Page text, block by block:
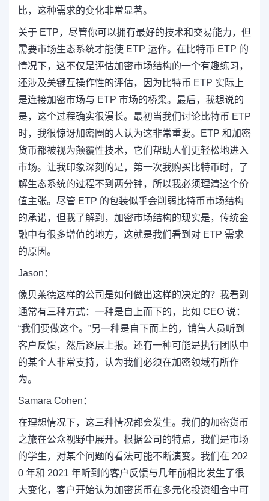
比，这种需求的变化非常显著。
关于 ETP，尽管你可以拥有最好的技术和交易能力，但
需要市场生态系统才能使 ETP 运作。在比特币 ETP 的
情况下，这不仅是评估加密市场结构的一个有趣练习，
还涉及关键互操作性的评估，因为比特币 ETP 实际上
是连接加密市场与 ETP 市场的桥梁。最后，我想说的
是，这个过程确实很漫长。最初当我们讨论比特币 ETP
时，我很惊讶加密圈的人认为这非常重要。ETP 和加密
货币都被视为颠覆性技术，它们帮助人们更轻松地进入
市场。让我印象深刻的是，第一次我购买比特币时，了
解生态系统的过程不到两分钟，所以我必须理清这个价
值主张。尽管 ETP 的包装似乎会削弱比特币市场结构
的承诺，但我了解到，加密市场结构的现实是，传统金
融中有很多增值的地方，这就是我们看到对 ETP 需求
的原因。
Jason：
像贝莱德这样的公司是如何做出这样的决定的？我看到
通常有三种方式：一种是自上而下的，比如 CEO 说：
“我们要做这个。”另一种是自下而上的，销售人员听到
客户反馈，然后逐层上报。还有一种可能是执行团队中
的某个人非常支持，认为我们必须在加密领域有所作
为。
Samara Cohen：
在理想情况下，这三种情况都会发生。我们的加密货币
之旅在公众视野中展开。根据公司的特点，我们是市场
的学生，对某个问题的看法可能不断演变。我们在 202
0 年和 2021 年听到的客户反馈与几年前相比发生了很
大变化，客户开始认为加密货币在多元化投资组合中可